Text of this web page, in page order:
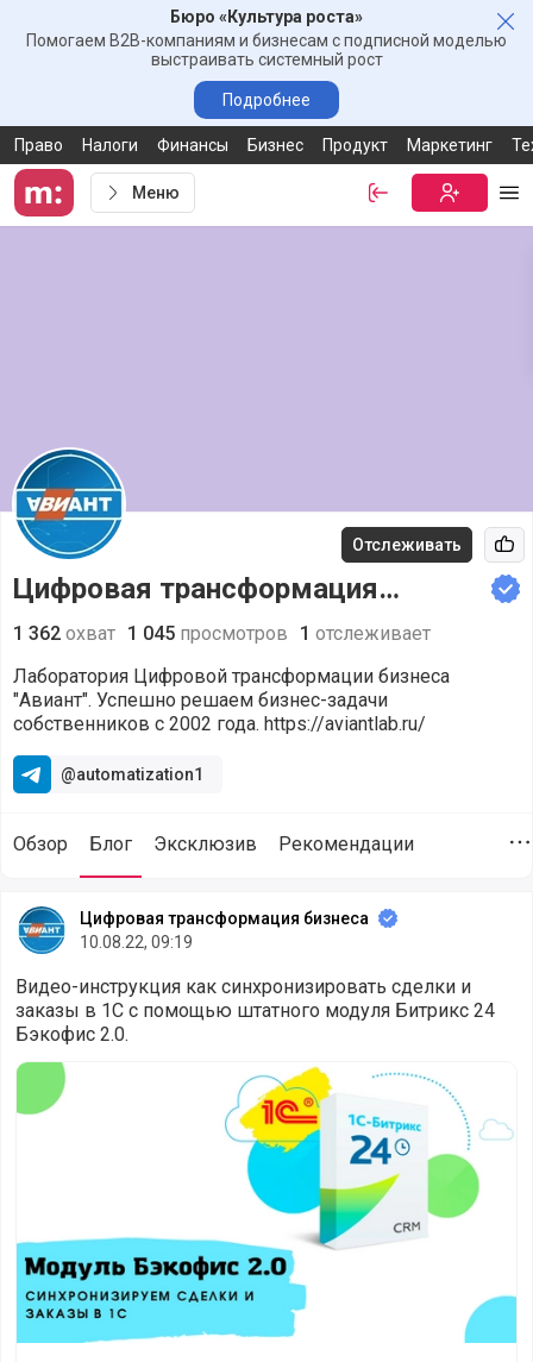
Бюро «Культура роста»
Помогаем B2B-компаниям и бизнесам с подписной моделью
выстраивать системный рост
Подробнее
Право Налоги Финансы Бизнес Продукт Маркетинг
Меню Войти
Отслеживать
Цифровая трансформация
бизнеса
1 362 охват 1 045 просмотров 1 отслеживает
Лаборатория Цифровой трансформации бизнеса
"Авиант". Успешно решаем бизнес-задачи
собственников с 2002 года. https://aviantlab.ru/
@automatization1
Обзор Блог Эксклюзив Рекомендации
Статьи от компании Цифровая трансформация бизнеса
Цифровая трансформация бизнеса
10.08.22, 09:19
Видео-инструкция как синхронизировать сделки и
заказы в 1С с помощью штатного модуля Битрикс 24
Бэкофис 2.0.
Штатная интеграция 1С и Битрикс 24. Используем